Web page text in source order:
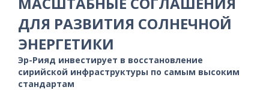
ДЛЯ РАЗВИТИЯ СОЛНЕЧНОЙ
ЭНЕРГЕТИКИ
Эр-Рияд инвестирует в восстановление
сирийской инфраструктуры по самым высоким
стандартам